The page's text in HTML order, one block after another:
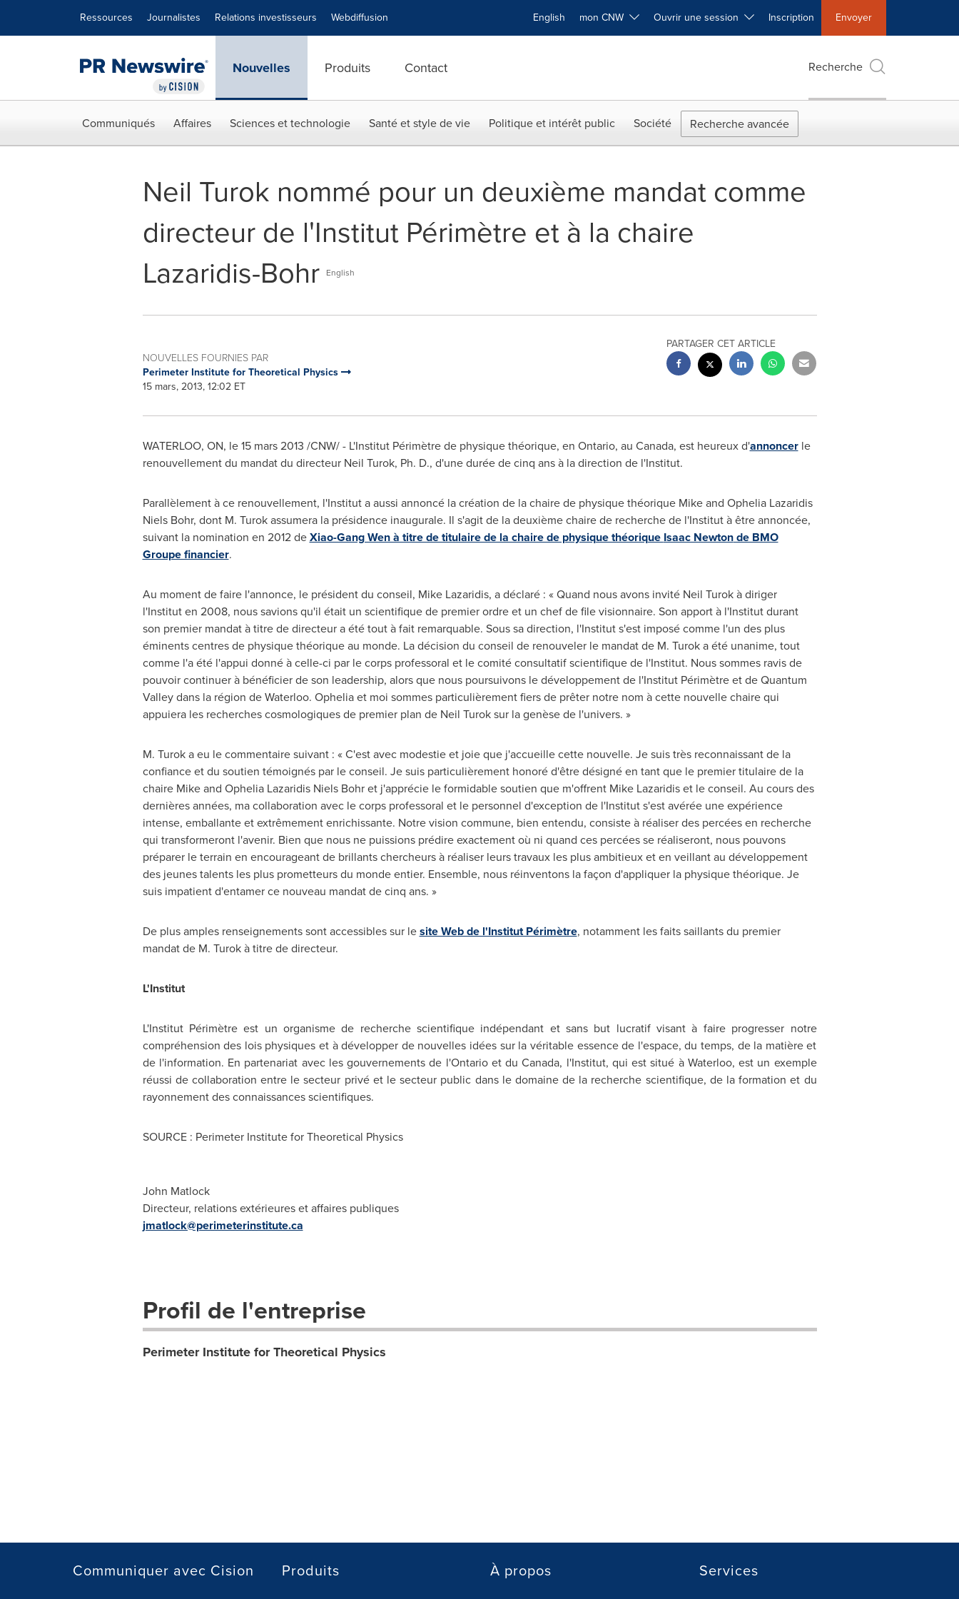
Ressources Journalistes Relations investisseurs Webdiffusion English mon CNW Ouvrir une session Inscription Envoyer
Nouvelles Produits Contact Recherche
Communiqués Affaires Sciences et technologie Santé et style de vie Politique et intérêt public Société Recherche avancée
Neil Turok nommé pour un deuxième mandat comme
directeur de l'Institut Périmètre et à la chaire
Lazaridis-Bohr English
NOUVELLES FOURNIES PAR
Perimeter Institute for Theoretical Physics
15 mars, 2013, 12:02 ET
PARTAGER CET ARTICLE
WATERLOO, ON, le 15 mars 2013 /CNW/ - L'Institut Périmètre de physique théorique, en Ontario, au Canada, est heureux d'annoncerle
renouvellement du mandat du directeur Neil Turok, Ph. D., d'une durée de cinq ans à la direction de l'Institut.
Parallèlement à ce renouvellement, l'Institut a aussi annoncé la création de la chaire de physique théorique Mike and Ophelia Lazaridis
Niels Bohr, dont M. Turok assumera la présidence inaugurale. Il s'agit de la deuxième chaire de recherche de l'Institut à être annoncée,
suivant la nomination en 2012 deXiao-Gang Wen à titre de titulaire de la chaire de physique théorique Isaac Newtonde BMO
Groupe financier.
Au moment de faire l'annonce, le président du conseil, Mike Lazaridis, a déclaré : « Quand nous avons invité Neil Turok à diriger
l'Institut en 2008, nous savions qu'il était un scientifique de premier ordre et un chef de file visionnaire. Son apport à l'Institut durant
son premier mandat à titre de directeur a été tout à fait remarquable. Sous sa direction, l'Institut s'est imposé comme l'un des plus
éminents centres de physique théorique au monde. La décision du conseil de renouveler le mandat de M. Turok a été unanime, tout
comme l'a été l'appui donné à celle-ci par le corps professoral et le comité consultatif scientifique de l'Institut. Nous sommes ravis de
pouvoir continuer à bénéficier de son leadership, alors que nous poursuivons le développement de l'Institut Périmètre et de Quantum
Valley dans la région de Waterloo. Ophelia et moi sommes particulièrement fiers de prêter notre nom à cette nouvelle chaire qui
appuiera les recherches cosmologiques de premier plan de Neil Turok sur la genèse de l'univers. »
M. Turok a eu le commentaire suivant : « C'est avec modestie et joie que j'accueille cette nouvelle. Je suis très reconnaissant de la
confiance et du soutien témoignés par le conseil. Je suis particulièrement honoré d'être désigné en tant que le premier titulaire de la
chaire Mike and Ophelia Lazaridis Niels Bohr et j'apprécie le formidable soutien que m'offrent Mike Lazaridis et le conseil. Au cours des
dernières années, ma collaboration avec le corps professoral et le personnel d'exception de l'Institut s'est avérée une expérience
intense, emballante et extrêmement enrichissante. Notre vision commune, bien entendu, consiste à réaliser des percées en recherche
qui transformeront l'avenir. Bien que nous ne puissions prédire exactement où ni quand ces percées se réaliseront, nous pouvons
préparer le terrain en encourageant de brillants chercheurs à réaliser leurs travaux les plus ambitieux et en veillant au développement
des jeunes talents les plus prometteurs du monde entier. Ensemble, nous réinventons la façon d'appliquer la physique théorique. Je
suis impatient d'entamer ce nouveau mandat de cinq ans. »
De plus amples renseignements sont accessibles sur lesite Web de l'Institut Périmètre, notamment les faits saillants du premier
mandat de M. Turok à titre de directeur.
L'Institut
L'Institut Périmètre est un organisme de recherche scientifique indépendant et sans but lucratif visant à faire progresser notre
compréhension des lois physiques et à développer de nouvelles idées sur la véritable essence de l'espace, du temps, de la matière et
de l'information. En partenariat avec les gouvernements de l'Ontario et duCanada, l'Institut, qui est situé à Waterloo, est un exemple
réussi de collaboration entre le secteur privé et le secteur public dans le domaine de la recherche scientifique, de la formation et du
rayonnement des connaissances scientifiques.
SOURCE : Perimeter Institute for Theoretical Physics
John Matlock
Directeur, relations extérieures et affaires publiques
jmatlock@perimeterinstitute.ca
Profil de l'entreprise
Perimeter Institute for Theoretical Physics
Communiquer avec Cision Produits À propos Services